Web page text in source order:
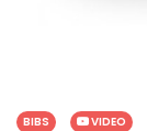
BIBS VIDEO